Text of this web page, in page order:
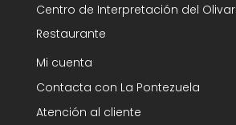
Centro de Interpretación del Olivar
Restaurante
Mi cuenta
Contacta con La Pontezuela
Atención al cliente